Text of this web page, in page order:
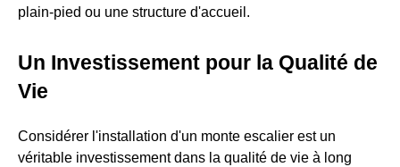
plain-pied ou une structure d'accueil.
Un Investissement pour la Qualité de
Vie
Considérer l'installation d'un monte escalier est un
véritable investissement dans la qualité de vie à long